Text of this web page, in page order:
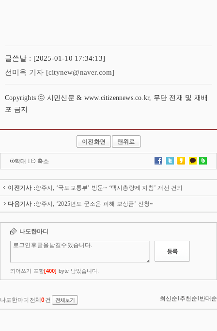
글쓴날 : [2025-01-10 17:34:13]
선미옥 기자 [citynew@naver.com]
Copyrights ⓒ 시민신문 & www.citizennews.co.kr, 무단 전재 및 재배
포 금지
이전화면 맨위로
확대 l 축소
이전기사 :양주시, ‘국토교통부’ 방문ⵈ ‘택시총량제 지침’ 개선 건의
다음기사 :양주시, ‘2025년도 군소음 피해 보상금’ 신청ⵈ